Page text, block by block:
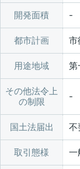
開発面積
都市計画 市
用途地域 第
その他法令上
の制限
国土法届出 不
取引態様 一